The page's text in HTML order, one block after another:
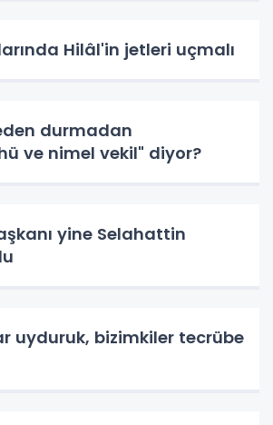
Hilâl'in jetleri uçmalı
durmadan
ve nimel vekil" diyor?
yine Selahattin
uyduruk, bizimkiler tecrübe